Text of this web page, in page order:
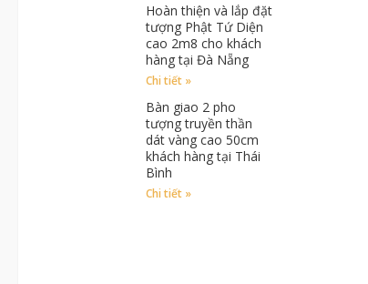
Hoàn thiện và lắp đặt
tượng Phật Tứ Diện
cao 2m8 cho khách
hàng tại Đà Nẵng
Chi tiết »
Bàn giao 2 pho
tượng truyền thần
dát vàng cao 50cm
khách hàng tại Thái
Bình
Chi tiết »